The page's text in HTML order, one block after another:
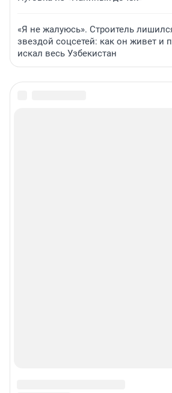
«Я не жалуюсь». Строитель
звездой соцсетей: как он живет и
искал весь Узбекистан